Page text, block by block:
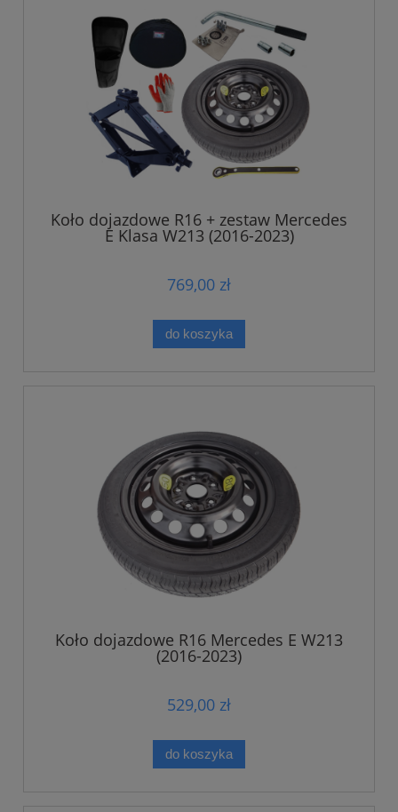
Koło dojazdowe R16 + zestaw Mercedes
E Klasa W213 (2016-2023)
769,00 zł
do koszyka
Koło dojazdowe R16 Mercedes E W213
(2016-2023)
529,00 zł
do koszyka